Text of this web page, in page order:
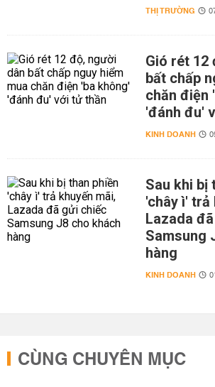
THỊ TRƯỜNG
Gió rét 12
bất chấp
chăn điện
'đánh đu'
KINH DOANH
Sau khi bị
'chây ì' trả
Lazada
Samsung
hàng
KINH DOANH
CÙNG CHUYÊN MỤC